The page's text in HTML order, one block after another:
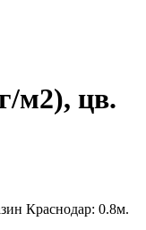
м2), цв.
Краснодар: 0.8м.